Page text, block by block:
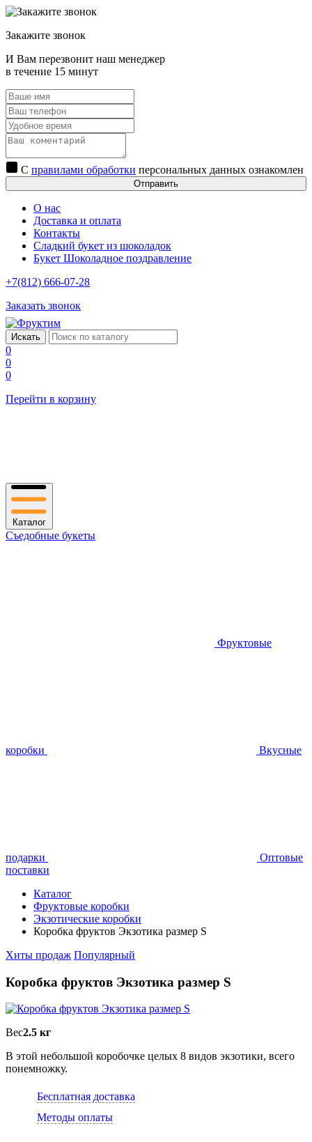
Закажите звонок
И Вам перезвонит наш менеджер
в течение 15 минут
С правилами обработки персональных данных ознакомлен
Отправить
О нас
Доставка и оплата
Контакты
Сладкий букет из шоколадок
Букет Шоколадное поздравление
+7(812) 666-07-28
Заказать звонок
0
0
0
Перейти в корзину
Каталог
Съедобные букеты
Фруктовые
коробки Вкусные
подарки
Оптовые
поставки
Каталог
Фруктовые коробки
Экзотические коробки
Коробка фруктов Экзотика размер S
Хиты продаж Популярный
Коробка фруктов Экзотика размер S
Вес2.5 кг
В этой небольшой коробочке целых 8 видов экзотики, всего
понемножку.
Бесплатная доставка
Методы оплаты